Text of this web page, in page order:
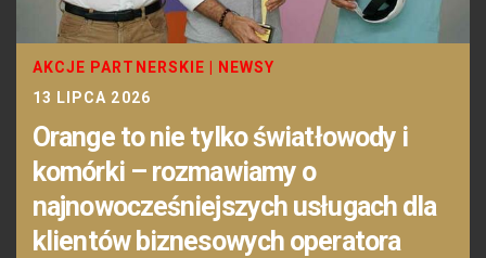
AKCJE PARTNERSKIE
NEWSY
13 LIPCA 2026
Orange to nie tylko światłowody i
komórki – rozmawiamy o
najnowocześniejszych usługach dla
klientów biznesowych operatora